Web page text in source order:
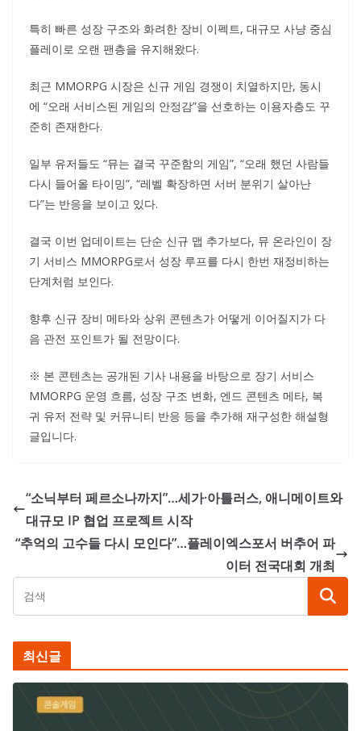
특히 빠른 성장 구조와 화려한 장비 이펙트, 대규모 사냥 중심
플레이로 오랜 팬층을 유지해왔다.
최근 MMORPG 시장은 신규 게임 경쟁이 치열하지만, 동시
에 “오래 서비스된 게임의 안정감”을 선호하는 이용자층도 꾸
준히 존재한다.
일부 유저들도 “뮤는 결국 꾸준함의 게임”, “오래 했던 사람들
다시 들어올 타이밍”, “레벨 확장하면 서버 분위기 살아난
다”는 반응을 보이고 있다.
결국 이번 업데이트는 단순 신규 맵 추가보다, 뮤 온라인이 장
기 서비스 MMORPG로서 성장 루프를 다시 한번 재정비하는
단계처럼 보인다.
향후 신규 장비 메타와 상위 콘텐츠가 어떻게 이어질지가 다
음 관전 포인트가 될 전망이다.
※ 본 콘텐츠는 공개된 기사 내용을 바탕으로 장기 서비스
MMORPG 운영 흐름, 성장 구조 변화, 엔드 콘텐츠 메타, 복
귀 유저 전략 및 커뮤니티 반응 등을 추가해 재구성한 해설형
글입니다.
“소닉부터 페르소나까지”…세가·아틀러스, 애니메이트와
대규모 IP 협업 프로젝트 시작
“추억의 고수들 다시 모인다”…플레이엑스포서 버추어 파
이터 전국대회 개최
최신글